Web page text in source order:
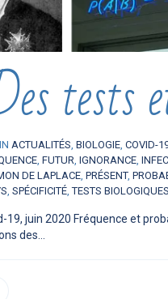
tests
IN ACTUALITÉS, BIOLOGIE, COVID-
, FUTUR, IGNORANCE,
DE LAPLACE, PRÉSENT,
, SPÉCIFICITÉ,TESTS BIOLOGIQUES
19, juin 2020 Fréquence et
des...